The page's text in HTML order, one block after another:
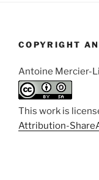
COPYRIGHT
Antoine Mercier-
This work is
Attribution-